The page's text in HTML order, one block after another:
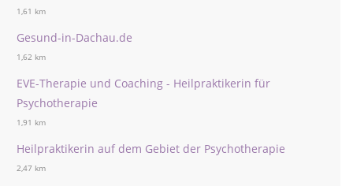
1,61 km
Gesund-in-Dachau.de
1,62 km
EVE-Therapie und Coaching - Heilpraktikerin für
Psychotherapie
1,91 km
Heilpraktikerin auf dem Gebiet der Psychotherapie
2,47 km